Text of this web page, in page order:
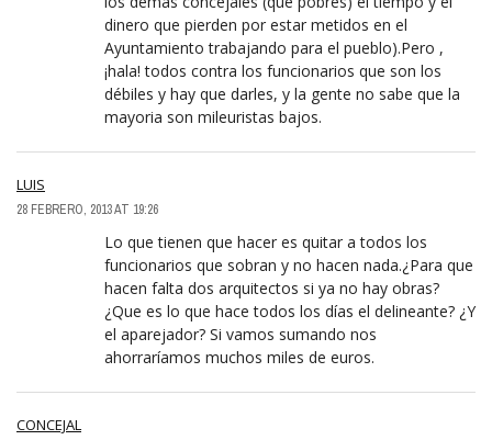
dinero que pierden por estar metidos en el
Ayuntamiento trabajando para el pueblo).Pero ,
¡hala! todos contra los funcionarios que son los
débiles y hay que darles, y la gente no sabe que la
mayoria son mileuristas bajos.
LUIS
28 FEBRERO, 2013 AT 19:26
Lo que tienen que hacer es quitar a todos los
funcionarios que sobran y no hacen nada.¿Para que
hacen falta dos arquitectos si ya no hay obras?
¿Que es lo que hace todos los días el delineante? ¿Y
el aparejador? Si vamos sumando nos
ahorraríamos muchos miles de euros.
CONCEJAL